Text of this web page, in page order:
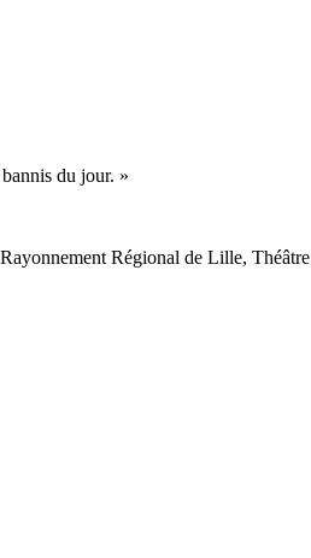
du jour. »
Régional de Lille, Théâtre